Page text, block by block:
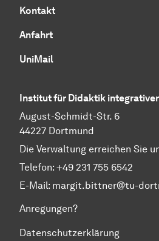
Kontakt
Anfahrt
UniMail
Institut für Didaktik
August-Schmidt-Str. 6
44227 Dortmund
Die Verwaltung erreichen Sie
Telefon: +49 231 755 6542
E-Mail: margit.bittner@tu-
Anregungen?
Datenschutzerklärung